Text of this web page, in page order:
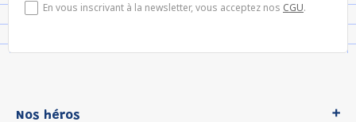
En vous inscrivant à la newsletter, vous acceptez nos CGU.
Nos héros